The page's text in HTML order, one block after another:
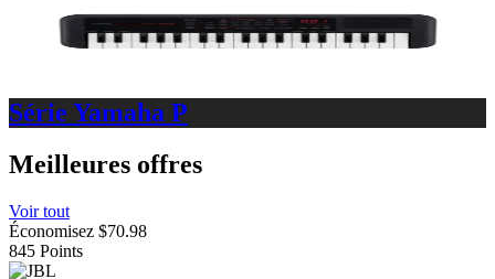
Série Yamaha P
Meilleures offres
Voir tout
Économisez $70.98
845 Points